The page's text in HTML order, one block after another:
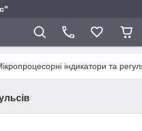
індикатори та